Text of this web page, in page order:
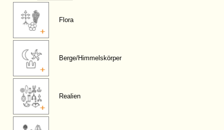
Flora
Berge/Himmelskörper
Realien